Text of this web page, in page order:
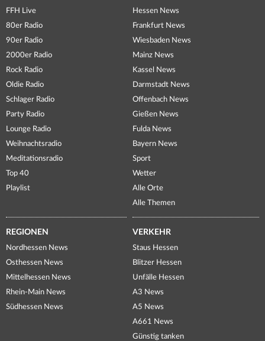
FFH Live
80er Radio
90er Radio
2000er Radio
Rock Radio
Oldie Radio
Schlager Radio
Party Radio
Lounge Radio
Weihnachtsradio
Meditationsradio
Top 40
Playlist
Hessen News
Frankfurt News
Wiesbaden News
Mainz News
Kassel News
Darmstadt News
Offenbach News
Gießen News
Fulda News
Bayern News
Sport
Wetter
Alle Orte
Alle Themen
REGIONEN
Nordhessen News
Osthessen News
Mittelhessen News
Rhein-Main News
Südhessen News
VERKEHR
Staus Hessen
Blitzer Hessen
Unfälle Hessen
A3 News
A5 News
A661 News
Günstig tanken